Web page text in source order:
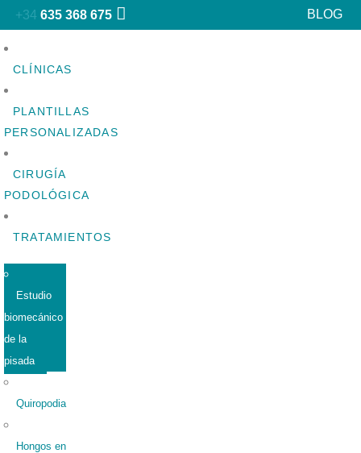
+34 635 368 675 BLOG
CLÍNICAS
PLANTILLAS
PERSONALIZADAS
CIRUGÍA
PODOLÓGICA
TRATAMIENTOS
Estudio
biomecánico
de la
pisada
Quiropodia
Hongos en